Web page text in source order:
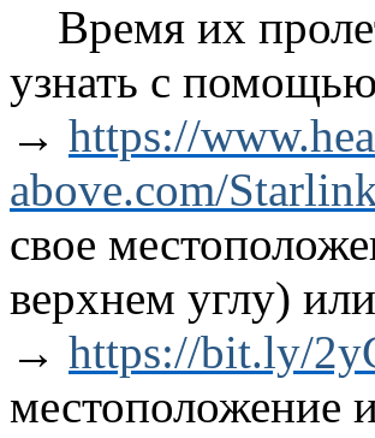
Время их
узнать с
→ https://
above.com/
свое
верхнем углу)
→ https://bit.ly/
местоположение